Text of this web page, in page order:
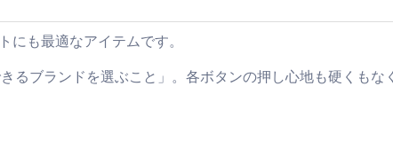
も最適なアイテムです。
るブランドを選ぶこと」。各ボタンの押し心地も硬くもな